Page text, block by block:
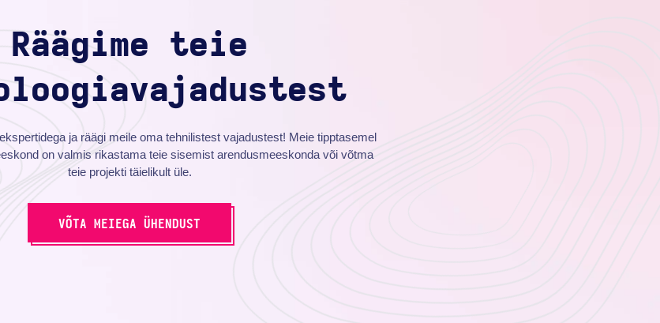
Räägime teie
ja räägi meile oma tehnilistest vajadustest! Meie tipptasemel
on valmis rikastama teie sisemist arendusmeeskonda või võtma
teie projekti täielikult üle.
VÕTA MEIEGA ÜHENDUST